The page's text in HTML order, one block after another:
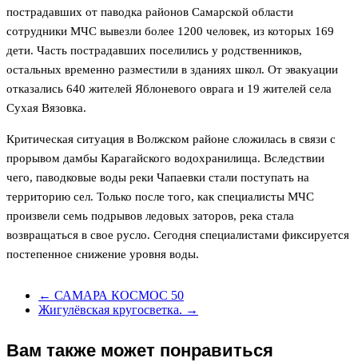
пострадавших от паводка районов Самарской области
сотрудники МЧС вывезли более 1200 человек, из которых 169
дети. Часть пострадавших поселились у родственников,
остальных временно разместили в зданиях школ. От эвакуации
отказались 640 жителей Яблоневого оврага и 19 жителей села
Сухая Вязовка.
Критическая ситуация в Волжском районе сложилась в связи с
прорывом дамбы Карагайского водохранилища. Вследствии
чего, паводковые воды реки Чапаевки стали поступать на
территорию сел. Только после того, как специалисты МЧС
произвели семь подрывов ледовых заторов, река стала
возвращаться в свое русло. Сегодня специалистами фиксируется
постепенное снижение уровня воды.
← САМАРА КОСМОС 50
Жигулёвская кругосветка. →
Вам также может понравиться